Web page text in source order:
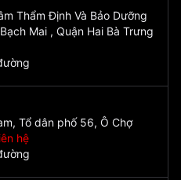
Thẩm Định Và Bảo Dưỡng
Mai , Quận Hai Bà Trưng
Tổ dân phố 56, Ô Chợ
hệ